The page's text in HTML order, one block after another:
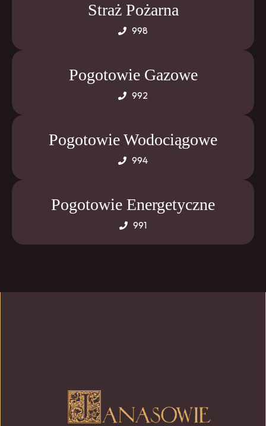
Straż Pożarna
998
Pogotowie Gazowe
992
Pogotowie Wodociągowe
994
Pogotowie Energetyczne
991